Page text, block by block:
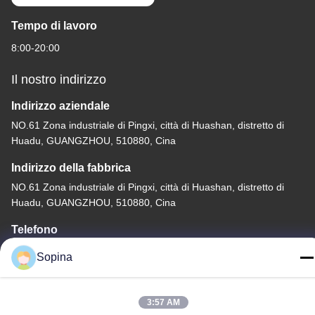
Tempo di lavoro
8:00-20:00
Il nostro indirizzo
Indirizzo aziendale
NO.61 Zona industriale di Pingxi, città di Huashan, distretto di
Huadu, GUANGZHOU, 510880, Cina
Indirizzo della fabbrica
NO.61 Zona industriale di Pingxi, città di Huashan, distretto di
Huadu, GUANGZHOU, 510880, Cina
Telefono
86-13539447986
Sopina
3:57 AM